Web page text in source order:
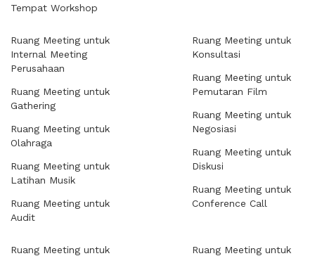
Tempat Workshop
Ruang Meeting untuk
Internal Meeting
Perusahaan
Ruang Meeting untuk
Gathering
Ruang Meeting untuk
Olahraga
Ruang Meeting untuk
Latihan Musik
Ruang Meeting untuk
Audit
Ruang Meeting untuk
Konsultasi
Ruang Meeting untuk
Pemutaran Film
Ruang Meeting untuk
Negosiasi
Ruang Meeting untuk
Diskusi
Ruang Meeting untuk
Conference Call
Ruang Meeting untuk
Ruang Meeting untuk